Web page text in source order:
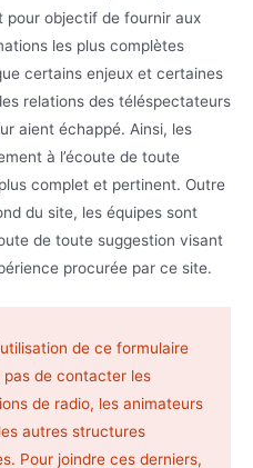
pour objectif de fournir aux
les plus complètes
certains enjeux et certaines
relations des téléspectateurs
aient échappé. Ainsi, les
à l’écoute de toute
complet et pertinent. Outre
du site, les équipes sont
de toute suggestion visant
procurée par ce site.
de ce formulaire
de contacter les
de radio, les animateurs
autres structures
Pour joindre ces derniers,